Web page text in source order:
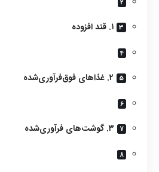
۱. قند افزوده
۲. غذاهای فوق‌فرآوری‌شده
۳. گوشت‌های فرآوری‌شده